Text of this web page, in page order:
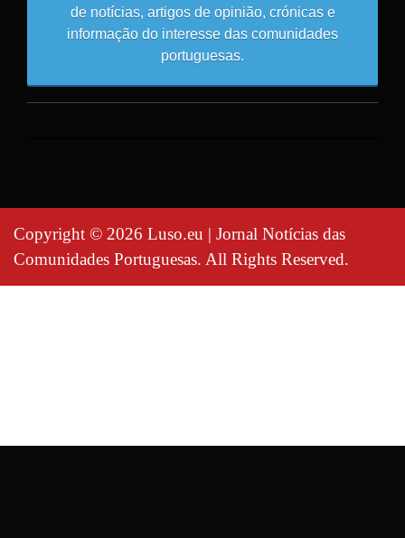
de notícias, artigos de opinião, crónicas e
informação do interesse das comunidades
portuguesas.
Copyright © 2026 Luso.eu | Jornal Notícias das
Comunidades Portuguesas. All Rights Reserved.